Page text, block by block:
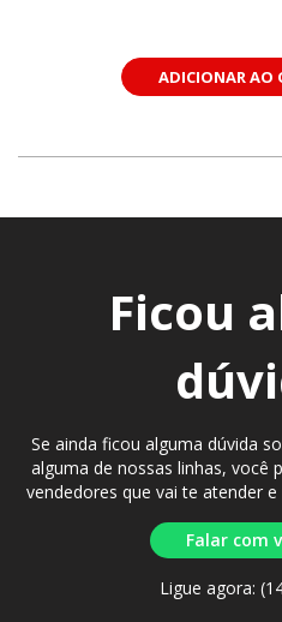
ADICIONAR AO
Ficou
Se ainda ficou alguma dúvida
alguma de nossas linhas, você
vendedores que vai te atender
Falar com
Ligue agora: